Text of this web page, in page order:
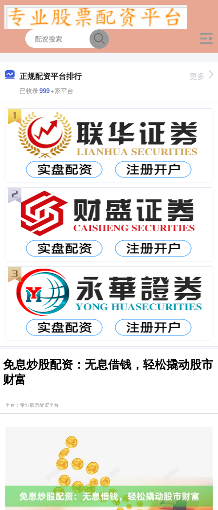
正规配资平台排行
已收录999+家平台
更多
免息炒股配资：无息借钱，轻松撬动股市
财富
平台：专业股票配资平台